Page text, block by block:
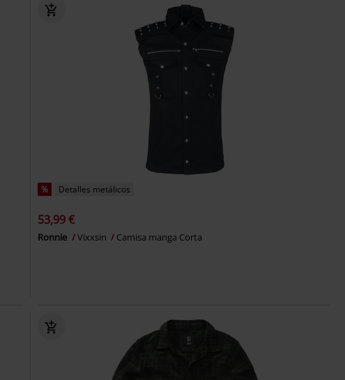
% Detalles metálicos
53,99 €
Ronnie Vixxsin Camisa manga Corta